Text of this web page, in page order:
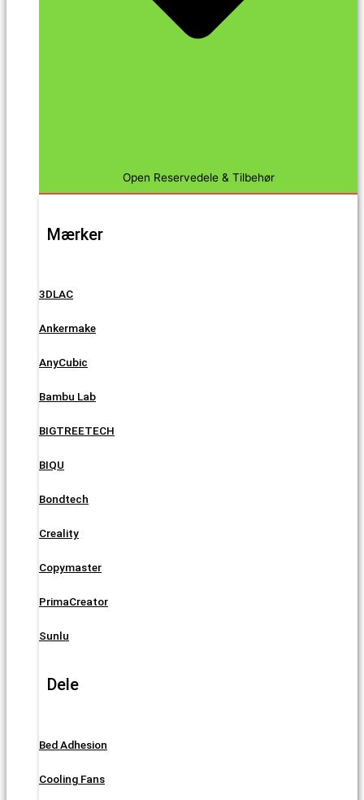
Open Reservedele & Tilbehør
Mærker
3DLAC
Ankermake
AnyCubic
Bambu Lab
BIGTREETECH
BIQU
Bondtech
Creality
Copymaster
PrimaCreator
Sunlu
Dele
Bed Adhesion
Cooling Fans